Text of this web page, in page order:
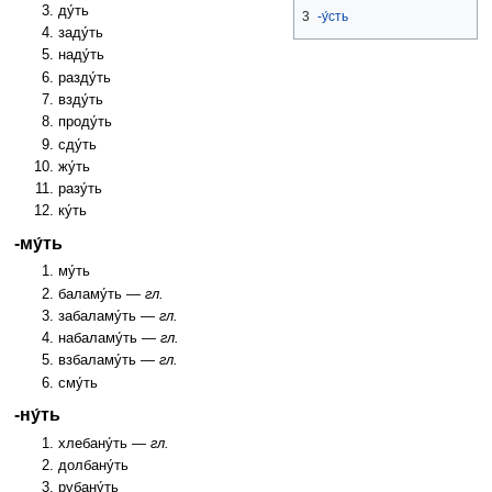
3 -у́сть
ду́ть
заду́ть
наду́ть
разду́ть
взду́ть
проду́ть
сду́ть
жу́ть
разу́ть
ку́ть
-му́ть
му́ть
баламу́ть —гл.
забаламу́ть —гл.
набаламу́ть —гл.
взбаламу́ть —гл.
сму́ть
-ну́ть
хлебану́ть —гл.
долбану́ть
рубану́ть